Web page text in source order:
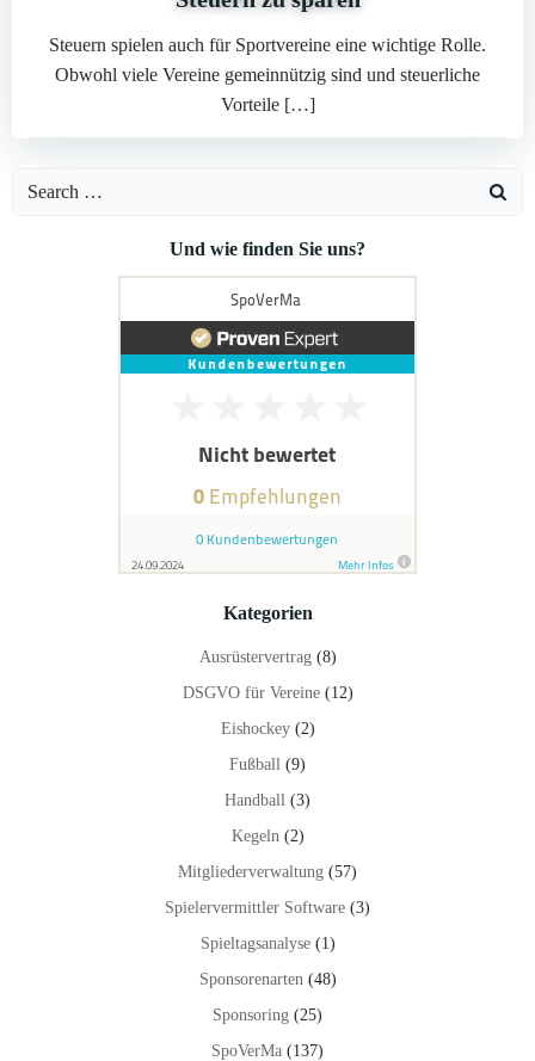
Steuern spielen auch für Sportvereine eine wichtige Rolle.
Obwohl viele Vereine gemeinnützig sind und steuerliche
Vorteile […]
Search
Und wie finden Sie uns?
Kategorien
Ausrüstervertrag(8)
DSGVO für Vereine(12)
Eishockey(2)
Fußball (9)
Handball (3)
Kegeln(2)
Mitgliederverwaltung (57)
Spielervermittler Software (3)
Spieltagsanalyse(1)
Sponsorenarten(48)
Sponsoring (25)
SpoVerMa (137)